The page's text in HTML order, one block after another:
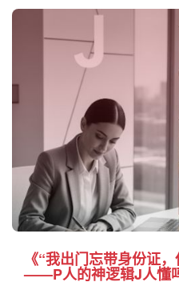
《“我出门忘带身份证
——P人的神逻辑J人懂